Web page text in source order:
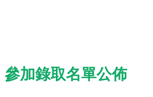
參加錄取名單公佈